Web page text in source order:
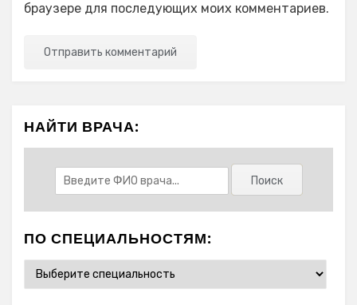
браузере для последующих моих комментариев.
НАЙТИ ВРАЧА:
ПО СПЕЦИАЛЬНОСТЯМ: